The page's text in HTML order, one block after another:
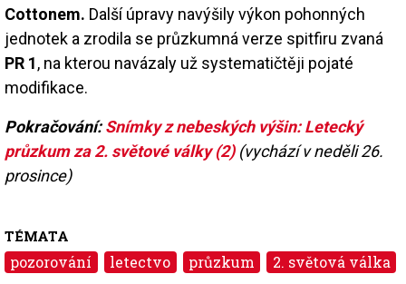
Cottonem. Další úpravy navýšily výkon pohonných
jednotek a zrodila se průzkumná verze spitfiru zvaná
PR 1, na kterou navázaly už systematičtěji pojaté
modifikace.
Pokračování:Snímky z nebeských výšin: Letecký
průzkum za 2. světové války (2)(vychází v neděli 26.
prosince)
TÉMATA
pozorování letectvo průzkum 2. světová válka